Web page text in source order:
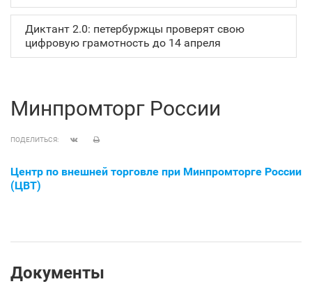
Диктант 2.0: петербуржцы проверят свою
цифровую грамотность до 14 апреля
Минпромторг России
ПОДЕЛИТЬСЯ:
Центр по внешней торговле при Минпромторге России
(ЦВТ)
Документы